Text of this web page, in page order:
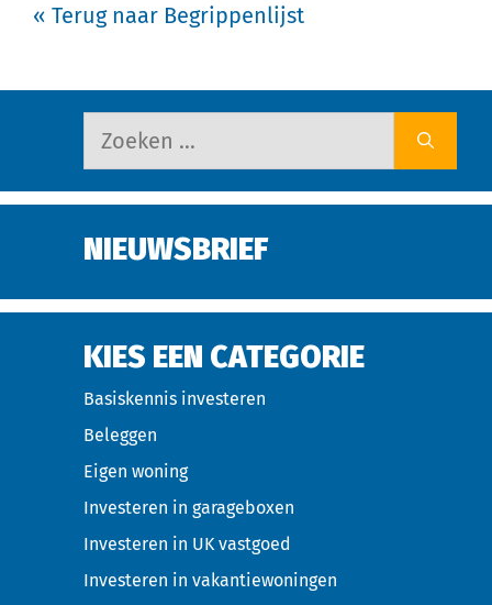
« Terug naar Begrippenlijst
NIEUWSBRIEF
KIES EEN CATEGORIE
Basiskennis investeren
Beleggen
Eigen woning
Investeren in garageboxen
Investeren in UK vastgoed
Investeren in vakantiewoningen